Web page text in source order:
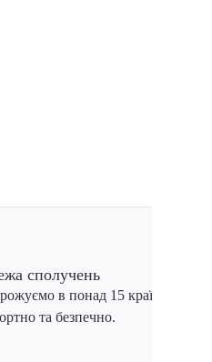
сполучень
в понад 15 країн Європи
та безпечно.